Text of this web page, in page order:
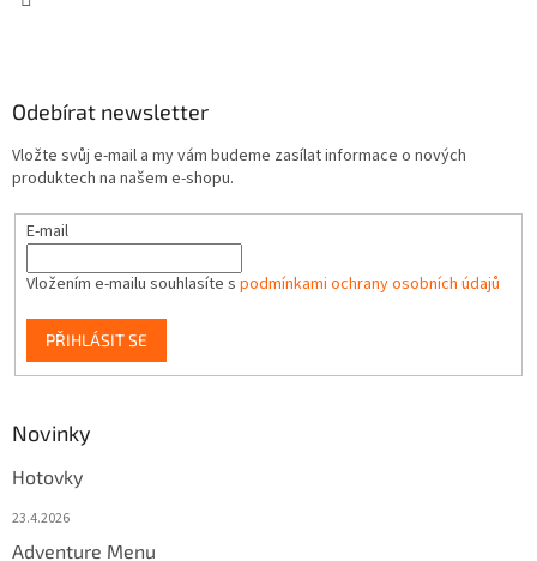
Odebírat newsletter
Vložte svůj e-mail a my vám budeme zasílat informace o nových
produktech na našem e-shopu.
E-mail
Vložením e-mailu souhlasíte s podmínkami ochrany osobních údajů
PŘIHLÁSIT SE
Novinky
Hotovky
23.4.2026
Adventure Menu